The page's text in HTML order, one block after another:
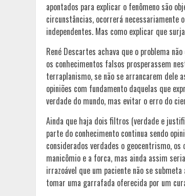
apontados para explicar o fenômeno são
circunstâncias, ocorrerá necessariamente
independentes. Mas como explicar que
René Descartes achava que o problema
os conhecimentos falsos prosperassem
terraplanismo, se não se arrancarem dele
opiniões com fundamento daquelas que
verdade do mundo, mas evitar o erro do
Ainda que haja dois filtros (verdade e
parte do conhecimento continua sendo
considerados verdades o geocentrismo,
manicômio e a forca, mas ainda assim
irrazoável que um paciente não se
tomar uma garrafada oferecida por um